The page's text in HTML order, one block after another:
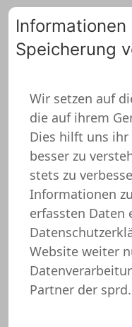
Informationen
Speicherung
Wir setzen auf
die auf ihrem
Dies hilft uns
besser zu
stets zu
Informationen
erfassten Daten
Website weiter
Partner der